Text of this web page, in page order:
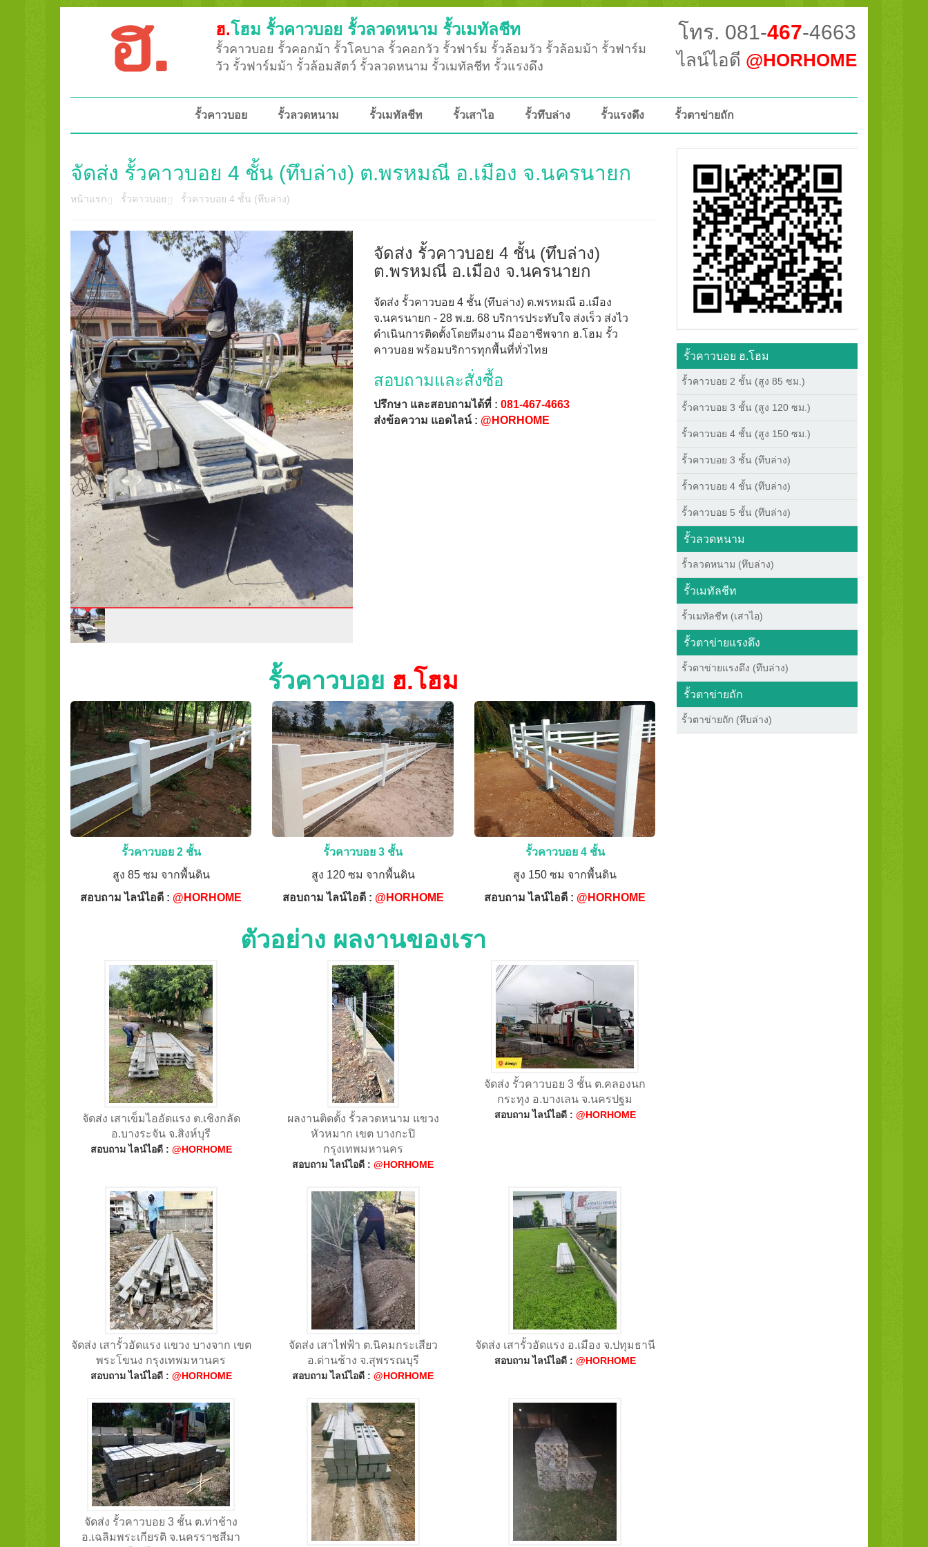
ฮ.โฮม รั้วคาวบอย รั้วลวดหนาม รั้วเมทัลชีท
รั้วคาวบอย รั้วคอกม้า รั้วโคบาล รั้วคอกวัว รั้วฟาร์ม รั้วล้อมวัว รั้วล้อมม้า รั้วฟาร์ม
วัว รั้วฟาร์มม้า รั้วล้อมสัตว์ รั้วลวดหนาม รั้วเมทัลชีท รั้วแรงดึง
โทร. 081-467-4663
ไลน์ไอดี @HORHOME
รั้วคาวบอย รั้วลวดหนาม รั้วเมทัลชีท รั้วเสาไอ รั้วทึบล่าง รั้วแรงดึง รั้วตาข่ายถัก
จัดส่ง รั้วคาวบอย 4 ชั้น (ทึบล่าง) ต.พรหมณี อ.เมือง จ.นครนายก
หน้าแรก รั้วคาวบอย รั้วคาวบอย 4 ชั้น (ทึบล่าง)
จัดส่ง รั้วคาวบอย 4 ชั้น (ทึบล่าง)
ต.พรหมณี อ.เมือง จ.นครนายก
จัดส่ง รั้วคาวบอย 4 ชั้น (ทึบล่าง) ต.พรหมณี อ.เมือง
จ.นครนายก - 28 พ.ย. 68 บริการประทับใจ ส่งเร็ว ส่งไว
ดำเนินการติดตั้งโดยทีมงาน มืออาชีพจาก ฮ.โฮม รั้ว
คาวบอย พร้อมบริการทุกพื้นที่ทั่วไทย
สอบถามและสั่งซื้อ
ปรึกษา และสอบถามได้ที่ : 081-467-4663
ส่งข้อความ แอดไลน์ : @HORHOME
รั้วคาวบอย ฮ.โฮม
รั้วคาวบอย 2 ชั้น
สูง 85 ซม จากพื้นดิน
สอบถาม ไลน์ไอดี : @HORHOME
รั้วคาวบอย 3 ชั้น
สูง 120 ซม จากพื้นดิน
สอบถาม ไลน์ไอดี : @HORHOME
รั้วคาวบอย 4 ชั้น
สูง 150 ซม จากพื้นดิน
สอบถาม ไลน์ไอดี : @HORHOME
ตัวอย่าง ผลงานของเรา
จัดส่ง เสาเข็มไออัดแรง ต.เชิงกลัด
อ.บางระจัน จ.สิงห์บุรี
สอบถาม ไลน์ไอดี : @HORHOME
ผลงานติดตั้ง รั้วลวดหนาม แขวง
หัวหมาก เขต บางกะปิ
กรุงเทพมหานคร
สอบถาม ไลน์ไอดี :@HORHOME
จัดส่ง รั้วคาวบอย 3 ชั้น ต.คลองนก
กระทุง อ.บางเลน จ.นครปฐม
สอบถาม ไลน์ไอดี : @HORHOME
จัดส่ง เสารั้วอัดแรง แขวง บางจาก เขต
พระโขนง กรุงเทพมหานคร
สอบถาม ไลน์ไอดี : @HORHOME
จัดส่ง เสาไฟฟ้า ต.นิคมกระเสียว
อ.ด่านช้าง จ.สุพรรณบุรี
สอบถาม ไลน์ไอดี :@HORHOME
จัดส่ง เสารั้วอัดแรง อ.เมือง จ.ปทุมธานี
สอบถาม ไลน์ไอดี : @HORHOME
จัดส่ง รั้วคาวบอย 3 ชั้น ต.ท่าช้าง
อ.เฉลิมพระเกียรติ จ.นครราชสีมา
รั้วคาวบอย ฮ.โฮม
รั้วคาวบอย 2 ชั้น (สูง 85 ซม.)
รั้วคาวบอย 3 ชั้น (สูง 120 ซม.)
รั้วคาวบอย 4 ชั้น (สูง 150 ซม.)
รั้วคาวบอย 3 ชั้น (ทึบล่าง)
รั้วคาวบอย 4 ชั้น (ทึบล่าง)
รั้วคาวบอย 5 ชั้น (ทึบล่าง)
รั้วลวดหนาม
รั้วลวดหนาม (ทึบล่าง)
รั้วเมทัลชีท
รั้วเมทัลชีท (เสาไอ)
รั้วตาข่ายแรงดึง
รั้วตาข่ายแรงดึง (ทึบล่าง)
รั้วตาข่ายถัก
รั้วตาข่ายถัก (ทึบล่าง)